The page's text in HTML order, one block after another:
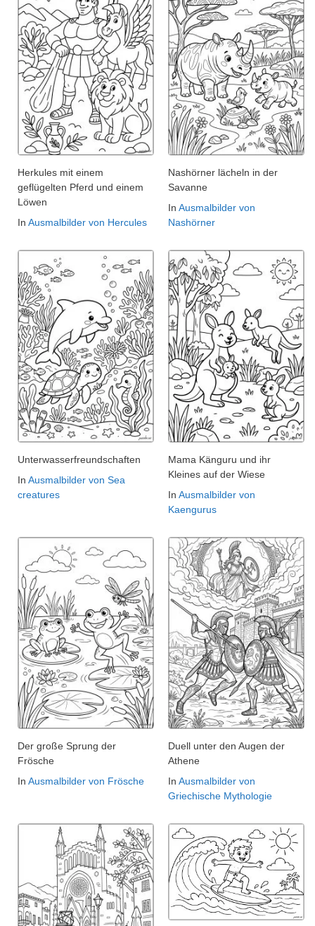
Herkules mit einem
geflügelten Pferd und einem
Löwen
In Ausmalbilder von Hercules
Nashörner lächeln in der
Savanne
In Ausmalbilder von
Nashörner
Unterwasserfreundschaften
In Ausmalbilder von Sea
creatures
Mama Känguru und ihr
Kleines auf der Wiese
In Ausmalbilder von
Kaengurus
Der große Sprung der
Frösche
In Ausmalbilder von Frösche
Duell unter den Augen der
Athene
In Ausmalbilder von
Griechische Mythologie